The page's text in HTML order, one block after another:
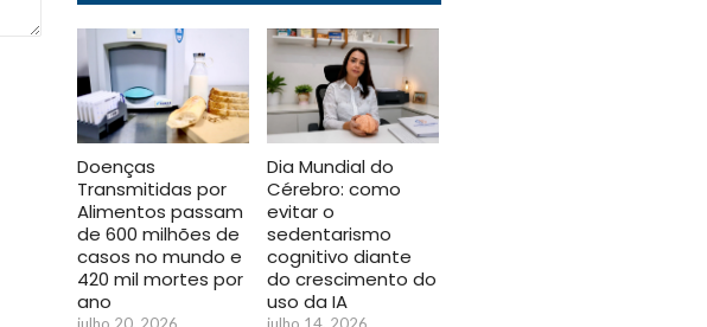
Doenças
Transmitidas por
Alimentos passam
de 600 milhões de
casos no mundo e
420 mil mortes por
ano
Dia Mundial do
Cérebro: como
evitar o
sedentarismo
cognitivo diante
do crescimento do
uso da IA